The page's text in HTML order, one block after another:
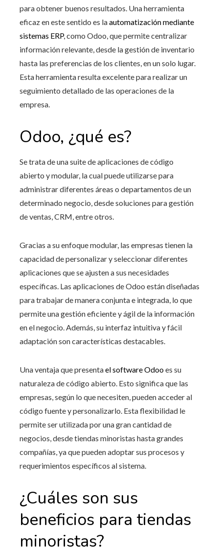
para obtener buenos resultados. Una herramienta
eficaz en este sentido es laautomatización mediante
sistemas ERP, como Odoo, que permite centralizar
información relevante, desde la gestión de inventario
hasta las preferencias de los clientes, en un solo lugar.
Esta herramienta resulta excelente para realizar un
seguimiento detallado de las operaciones de la
empresa.
Odoo, ¿qué es?
Se trata de una suite de aplicaciones de código
abierto y modular, la cual puede utilizarse para
administrar diferentes áreas o departamentos de un
determinado negocio, desde soluciones para gestión
de ventas, CRM, entre otros.
Gracias a su enfoque modular, las empresas tienen la
capacidad de personalizar y seleccionar diferentes
aplicaciones que se ajusten a sus necesidades
específicas. Las aplicaciones de Odoo están diseñadas
para trabajar de manera conjunta e integrada, lo que
permite una gestión eficiente y ágil de la información
en el negocio. Además, su interfaz intuitiva y fácil
adaptación son características destacables.
Una ventaja que presentael software Odooes su
naturaleza de código abierto. Esto significa que las
empresas, según lo que necesiten, pueden acceder al
código fuente y personalizarlo. Esta flexibilidad le
permite ser utilizada por una gran cantidad de
negocios, desde tiendas minoristas hasta grandes
compañías, ya que pueden adoptar sus procesos y
requerimientos específicos al sistema.
¿Cuáles son sus
beneficios para tiendas
minoristas?